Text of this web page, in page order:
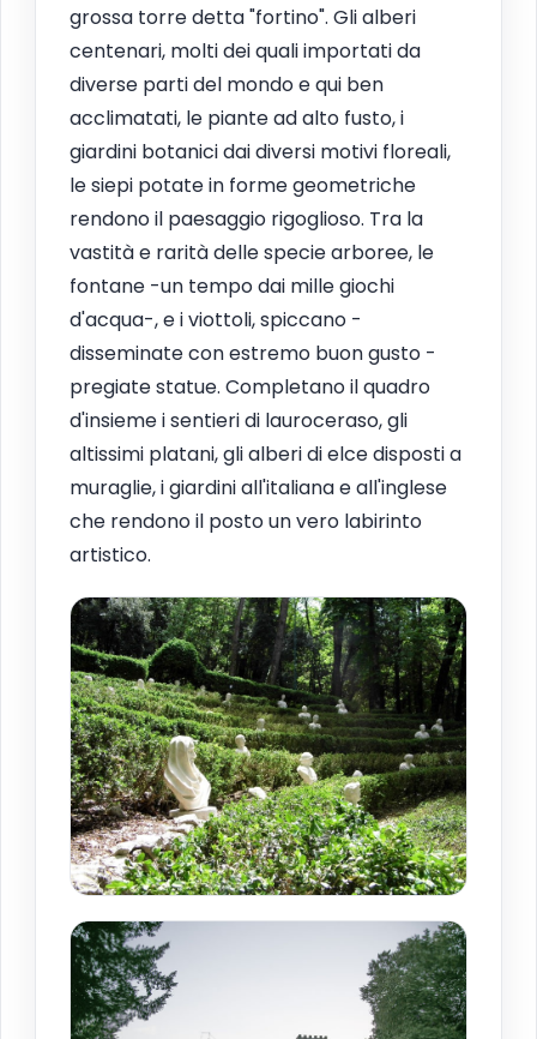
grossa torre detta "fortino". Gli alberi
centenari, molti dei quali importati da
diverse parti del mondo e qui ben
acclimatati, le piante ad alto fusto, i
giardini botanici dai diversi motivi floreali,
le siepi potate in forme geometriche
rendono il paesaggio rigoglioso. Tra la
vastità e rarità delle specie arboree, le
fontane -un tempo dai mille giochi
d'acqua-, e i viottoli, spiccano -
disseminate con estremo buon gusto -
pregiate statue. Completano il quadro
d'insieme i sentieri di lauroceraso, gli
altissimi platani, gli alberi di elce disposti a
muraglie, i giardini all'italiana e all'inglese
che rendono il posto un vero labirinto
artistico.